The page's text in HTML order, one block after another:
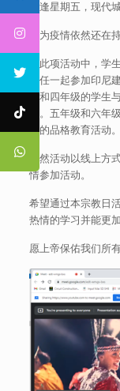
每逢星期五，现代
因为疫情依然还在
在此项活动中，学
主任一起参加印尼
级和四年级的学生
动。五年级和六年
题的品格教育活动。
虽然活动以线上方
情参加活动。
希望通过本宗教日
热情的学习并能更
愿上帝保佑我们所有